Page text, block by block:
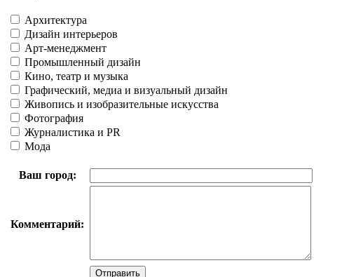
Архитектура
Дизайн интерьеров
Арт-менеджмент
Промышленный дизайн
Кино, театр и музыка
Графический, медиа и визуальный дизайн
Живопись и изобразительные искусства
Фотография
Журналистика и PR
Мода
Ваш город:
Комментарий: